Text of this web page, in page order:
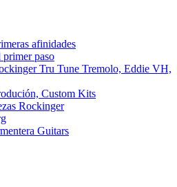
afinidades
paso
Tru Tune Tremolo, Eddie VH,
Custom Kits
Rockinger
Guitars